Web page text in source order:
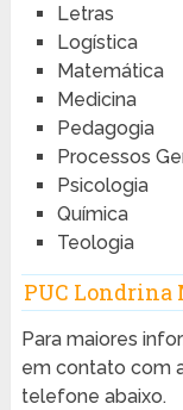
Letras
Logística
Matemática
Medicina
Pedagogia
Processos
Psicologia
Química
Teologia
PUC Londrina
Para maiores
em contato com
telefone abaixo.